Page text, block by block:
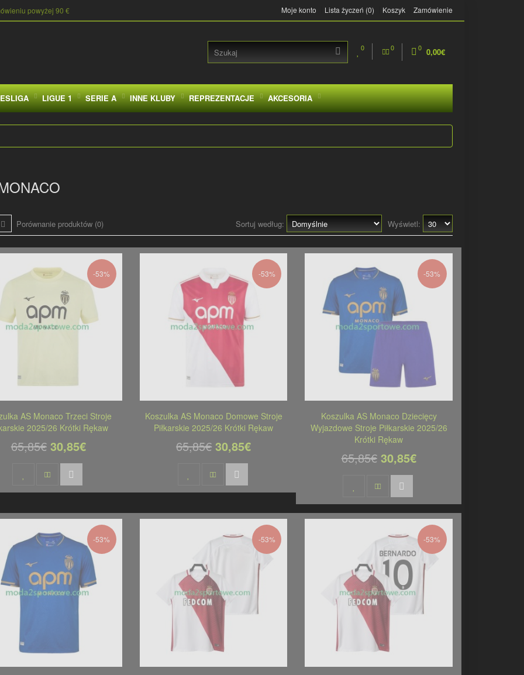
powyżej 90 € Moje konto Lista życzeń (0) Koszyk Zamówienie
0 0 0 0,00€
LIGUE 1 SERIE A INNE KLUBY REPREZENTACJE AKCESORIA
Wyświetl:
Sortuj według:
Porównanie produktów (0)
-53%
AS Monaco Trzeci Stroje
2025/26 Krótki Rękaw
65,85€ 30,85€
-53%
Koszulka AS Monaco Domowe Stroje
Piłkarskie 2025/26 Krótki Rękaw
65,85€ 30,85€
-53%
Koszulka AS Monaco Dziecięcy
Wyjazdowe Stroje Piłkarskie 2025/26
Krótki Rękaw
65,85€ 30,85€
-53% -53% -53%